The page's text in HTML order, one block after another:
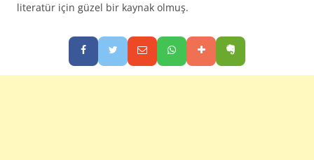
literatür için güzel bir kaynak olmuş.